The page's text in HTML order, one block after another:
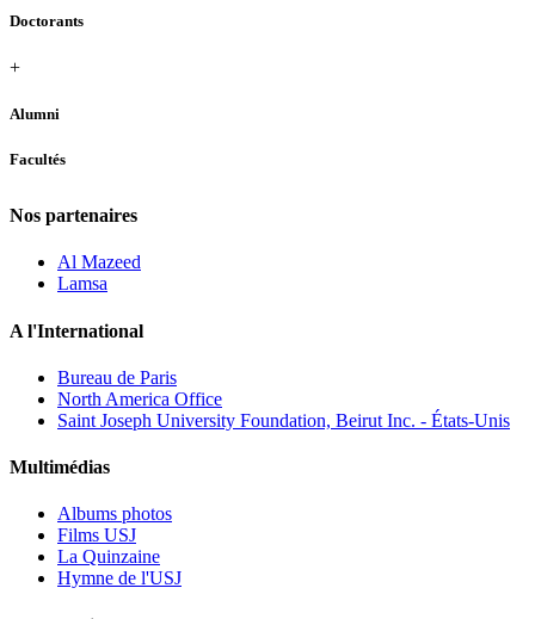
Doctorants
+
Alumni
Facultés
Nos partenaires
Al Mazeed
Lamsa
A l'International
Bureau de Paris
North America Office
Saint Joseph University Foundation, Beirut Inc. - États-Unis
Multimédias
Albums photos
Films USJ
La Quinzaine
Hymne de l'USJ